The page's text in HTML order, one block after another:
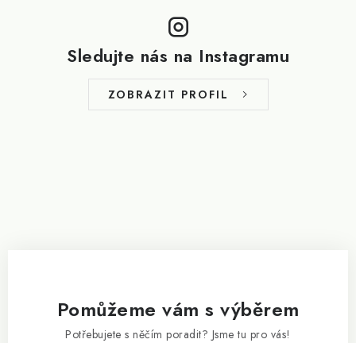
Sledujte nás na Instagramu
ZOBRAZIT PROFIL
Pomůžeme vám s výběrem
Potřebujete s něčím poradit? Jsme tu pro vás!